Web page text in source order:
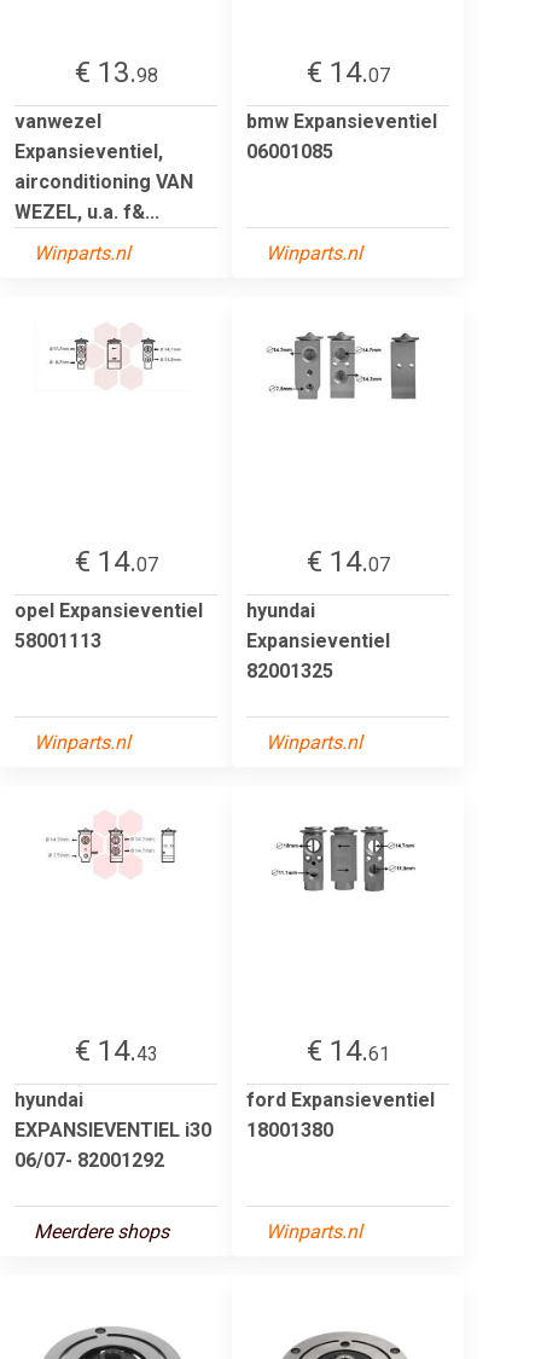
€ 13.98
vanwezel
Expansieventiel,
airconditioning VAN
WEZEL, u.a. f&...
Winparts.nl
€ 14.07
bmw Expansieventiel
06001085
Winparts.nl
€ 14.07
opel Expansieventiel
58001113
Winparts.nl
€ 14.07
hyundai
Expansieventiel
82001325
Winparts.nl
€ 14.43
hyundai
EXPANSIEVENTIEL i30
06/07- 82001292
Meerdere shops
€ 14.61
ford Expansieventiel
18001380
Winparts.nl